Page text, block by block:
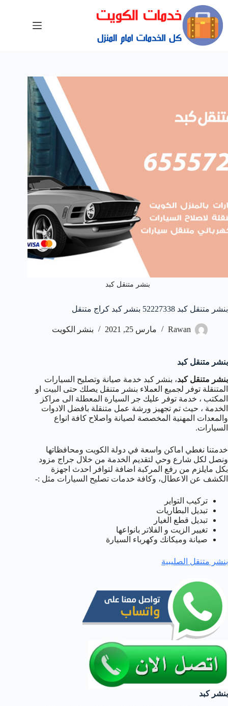
بنشر متنقل كبد
بنشر متنقل كبد 52227338 بنشر كبد كراج متنقل
Rawan مارس 25, 2021 بنشر الكويت
بنشر متنقل كبد
بنشر متنقل كبد، بنشر كبد خدمة صيانة وتصليح السيارات
المتنقلة توفر لجميع العملاء بنشر متنقل يصلك حتى البيت او
المكتب ، خدمة توفر عليك جر السيارة المعطلة الى مراكز
الخدمة ، حيث تم تجهيز ورشة عمل متنقلة بافضل الادوات
والمعدات المهنية المخصصة لصيانة واصلاح كافة انواع
السيارات.
خدمتنا نغطي اماكن واسعة في دولة الكويت ومحافظاتها
ونصل لكل شارع وحي لتقديم الخدمة من خلال جراج مزود
بكل مايلزم من رفع المركبة اضافة لتوافر احدث اجهزة
الكشف عن الاعطال، وكافة خدمات تصليح السيارات مثل :-
تركيب التواير
تبديل البطاريات
تبديل قطع الغيار
تغيير الزيت و الفلاتر بانواعها
صيانة وميكانك وكهرباء السيارة
بنشر متنقل الصليبية
بنشر كبد